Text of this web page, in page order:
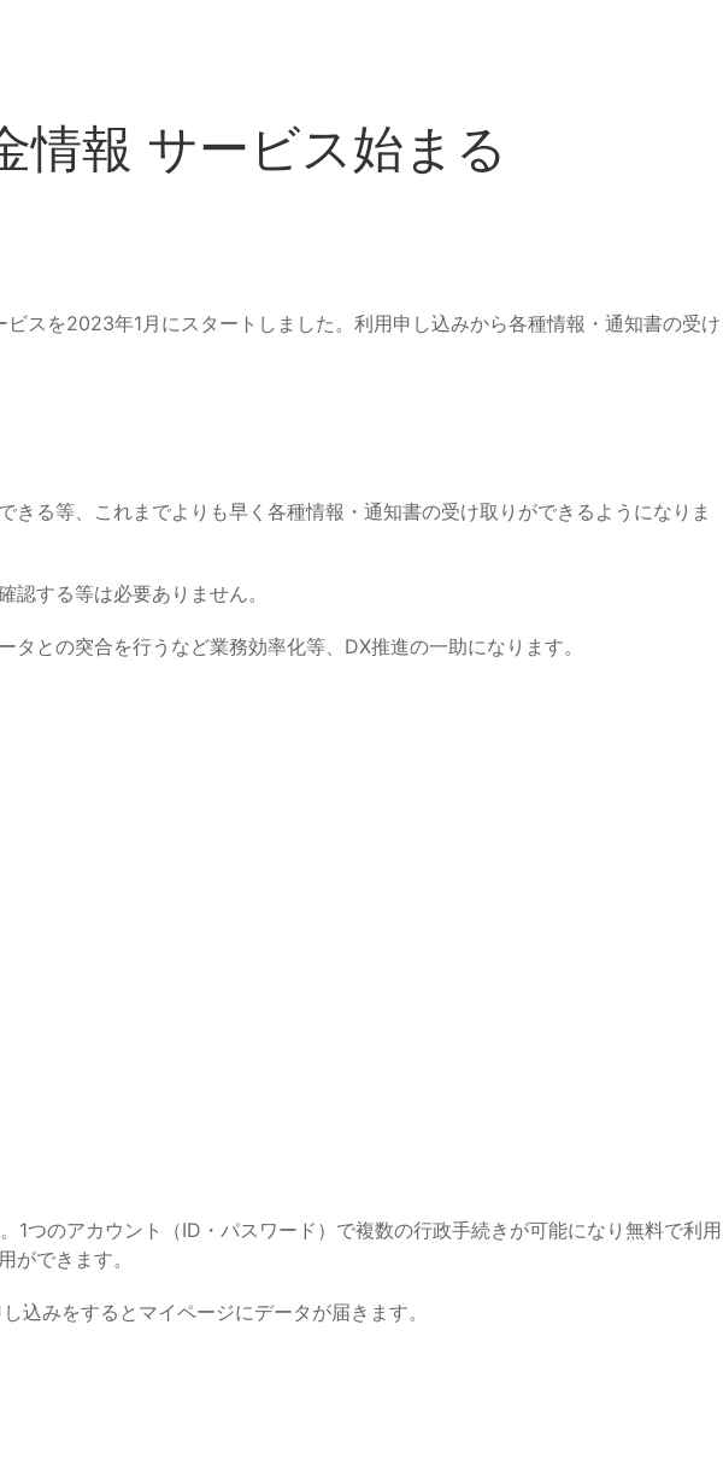
報 サービス始まる
スを2023年1月にスタートしました。利用申し込みから各種情報・通知書の受け
る等、これまでよりも早く各種情報・通知書の受け取りができるようになりま
する等は必要ありません。
との突合を行うなど業務効率化等、DX推進の一助になります。
つのアカウント（ID・パスワード）で複数の行政手続きが可能になり無料で利用
できます。
込みをするとマイページにデータが届きます。